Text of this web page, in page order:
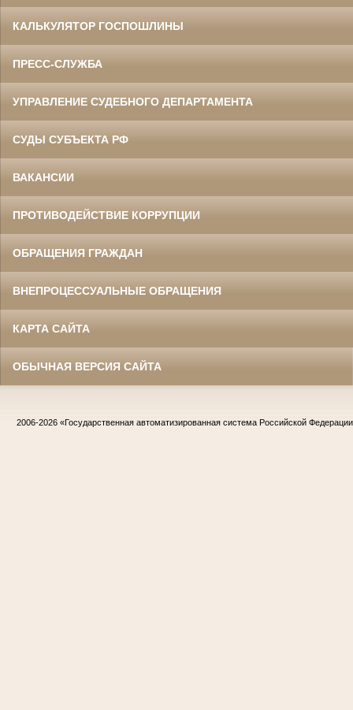
КАЛЬКУЛЯТОР ГОСПОШЛИНЫ
ПРЕСС-СЛУЖБА
УПРАВЛЕНИЕ СУДЕБНОГО ДЕПАРТАМЕНТА
СУДЫ СУБЪЕКТА РФ
ВАКАНСИИ
ПРОТИВОДЕЙСТВИЕ КОРРУПЦИИ
ОБРАЩЕНИЯ ГРАЖДАН
ВНЕПРОЦЕССУАЛЬНЫЕ ОБРАЩЕНИЯ
КАРТА САЙТА
ОБЫЧНАЯ ВЕРСИЯ САЙТА
2006-2026 «Государственная автоматизированная система Российской